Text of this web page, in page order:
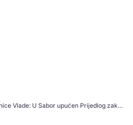
Izvještaj sa sjednice Vlade: U Sabor upućen Prijedlog zakona o obnovi, prihvaćen Program zbrinjavanja